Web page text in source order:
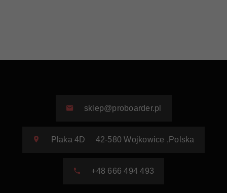
sklep@proboarder.pl
Plaka 4D 42-580 Wojkowice , Polska
+48 666 494 493